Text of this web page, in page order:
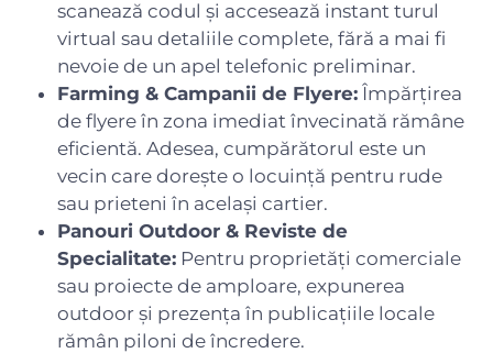
scanează codul și accesează instant turul
virtual sau detaliile complete, fără a mai fi
nevoie de un apel telefonic preliminar.
Farming & Campanii de Flyere: Împărțirea
de flyere în zona imediat învecinată rămâne
eficientă. Adesea, cumpărătorul este un
vecin care dorește o locuință pentru rude
sau prieteni în același cartier.
Panouri Outdoor & Reviste de
Specialitate: Pentru proprietăți comerciale
sau proiecte de amploare, expunerea
outdoor și prezența în publicațiile locale
rămân piloni de încredere.